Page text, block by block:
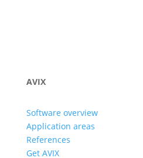
AVIX
Software overview
Application areas
References
Get AVIX